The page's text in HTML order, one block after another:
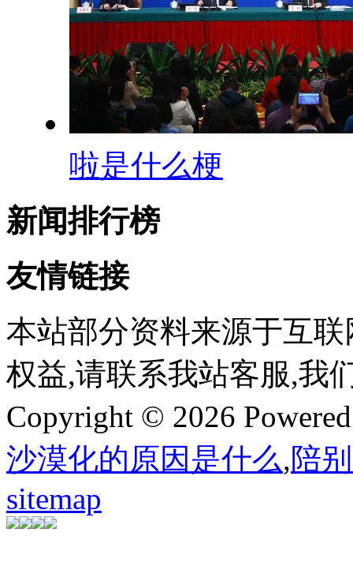
啦是什么梗
新闻排行榜
友情链接
本站部分资料来源于互
权益,请联系我站客服,我
Copyright © 2026
沙漠化的原因是什么,陪
sitemap